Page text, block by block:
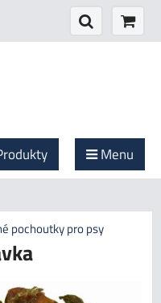
Menu
pochoutky pro psy